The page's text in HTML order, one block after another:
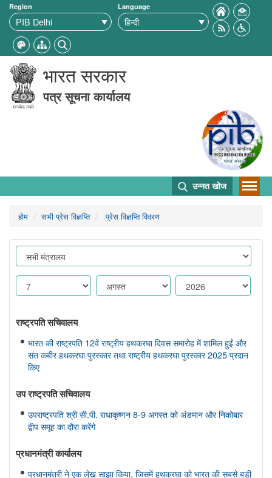
Region Language
भारत सरकार
पत्र सूचना कार्यालय
उन्नत खोज
होम सभी प्रेस विज्ञप्ति प्रेस विज्ञप्ति विवरण
राष्ट्रपति सचिवालय
भारत की राष्ट्रपति 12वें राष्ट्रीय हथकरघा दिवस समारोह में शामिल हुईं और
संत कबीर हथकरघा पुरस्कार तथा राष्ट्रीय हथकरघा पुरस्कार 2025 प्रदान
किए
उप राष्ट्रपति सचिवालय
उपराष्ट्रपति श्री सी.पी. राधाकृष्णन 8-9 अगस्त को अंडमान और निकोबार
द्वीप समूह का दौरा करेंगे
प्रधानमंत्री कार्यालय
प्रधानमंत्री ने एक लेख साझा किया, जिसमें हथकरघा को भारत की सबसे बड़ी